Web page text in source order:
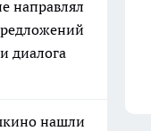
направлял
диалога
нашли